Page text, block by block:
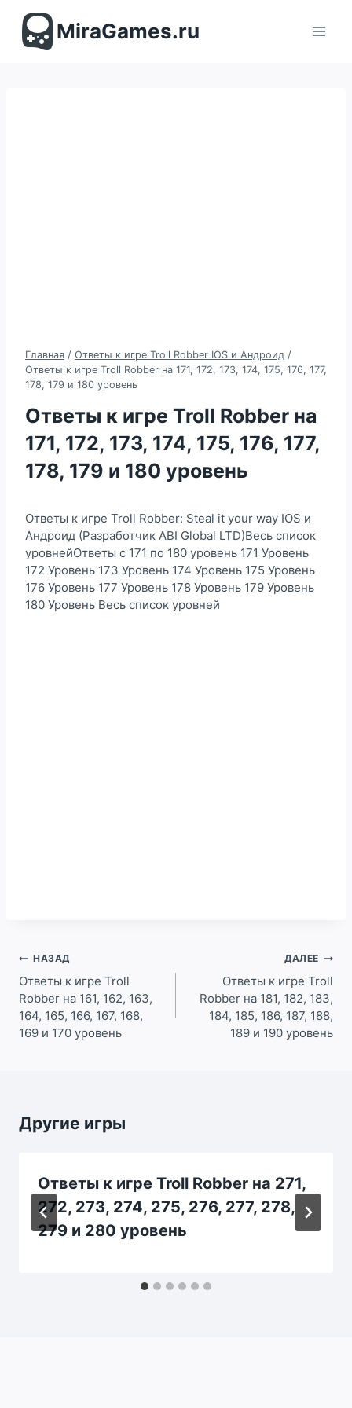
содержимомуMiraGames.ru
Главная / Ответы к игре Troll Robber IOS и Андроид /
Ответы к игре Troll Robber на 171, 172, 173, 174, 175, 176, 177,
178, 179 и 180 уровень
Ответы к игре Troll Robber на
171, 172, 173, 174, 175, 176, 177,
178, 179 и 180 уровень
Ответы к игре Troll Robber: Steal it your way IOS и
Андроид (Разработчик ABI Global LTD)Весь список
уровнейОтветы с 171 по 180 уровень 171 Уровень
172 Уровень 173 Уровень 174 Уровень 175 Уровень
176 Уровень 177 Уровень 178 Уровень 179 Уровень
180 Уровень Весь список уровней
Навигация
по
записям
НАЗАД
Ответы к игре Troll
Robber на 161, 162, 163,
164, 165, 166, 167, 168,
169 и 170 уровень
ДАЛЕЕ
Ответы к игре Troll
Robber на 181, 182, 183,
184, 185, 186, 187, 188,
189 и 190 уровень
Другие игры
Ответы к игре Troll Robber на 271,
272, 273, 274, 275, 276, 277, 278,
279 и 280 уровень